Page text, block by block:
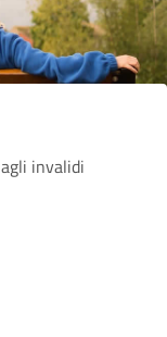
invalidi